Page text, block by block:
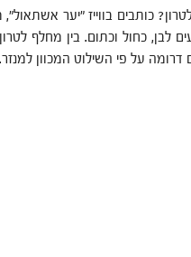
כותבים בווייז "יער
דרומה על פי השילוט המכוון למנזר.